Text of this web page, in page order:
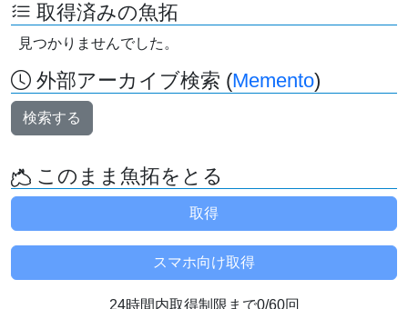
取得済みの魚拓
見つかりませんでした。
外部アーカイブ検索 (Memento)
検索する
このまま魚拓をとる
24時間内取得制限まで0/60回